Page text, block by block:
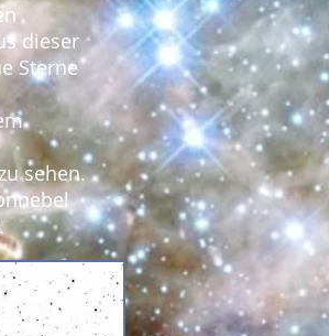
dieser
Sterne
sehen.